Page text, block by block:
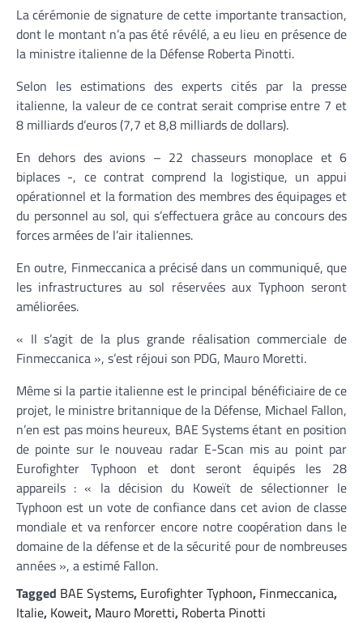
La cérémonie de signature de cette importante transaction,
dont le montant n’a pas été révélé, a eu lieu en présence de
la ministre italienne de la Défense Roberta Pinotti.
Selon les estimations des experts cités par la presse
italienne, la valeur de ce contrat serait comprise entre 7 et
8 milliards d’euros (7,7 et 8,8 milliards de dollars).
En dehors des avions – 22 chasseurs monoplace et 6
biplaces -, ce contrat comprend la logistique, un appui
opérationnel et la formation des membres des équipages et
du personnel au sol, qui s’effectuera grâce au concours des
forces armées de l’air italiennes.
En outre, Finmeccanica a précisé dans un communiqué, que
les infrastructures au sol réservées aux Typhoon seront
améliorées.
« Il s’agit de la plus grande réalisation commerciale de
Finmeccanica », s’est réjoui son PDG, Mauro Moretti.
Même si la partie italienne est le principal bénéficiaire de ce
projet, le ministre britannique de la Défense, Michael Fallon,
n’en est pas moins heureux, BAE Systems étant en position
de pointe sur le nouveau radar E-Scan mis au point par
Eurofighter Typhoon et dont seront équipés les 28
appareils : « la décision du Koweït de sélectionner le
Typhoon est un vote de confiance dans cet avion de classe
mondiale et va renforcer encore notre coopération dans le
domaine de la défense et de la sécurité pour de nombreuses
années », a estimé Fallon.
Tagged BAE Systems, Eurofighter Typhoon, Finmeccanica,
Italie, Koweit, Mauro Moretti, Roberta Pinotti